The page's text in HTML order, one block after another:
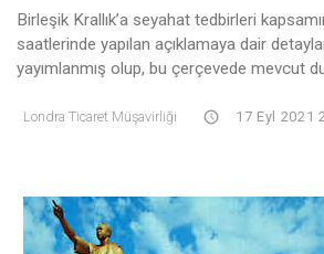
Birleşik Krallık’a seyahat tedbirleri
saatlerinde yapılan açıklamaya dair
yayımlanmış olup, bu çerçevede mevcut
Londra Ticaret Müşavirliği 17 Eyl 2021